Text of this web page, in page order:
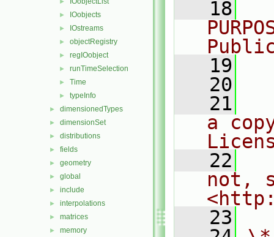
► IOobjects
► IOstreams
► objectRegistry
► regIOobject
► runTimeSelection
► Time
► typeInfo
► dimensionedTypes
► dimensionSet
► distributions
► fields
► geometry
► global
► include
► interpolations
► matrices
► memory
   18
   19
   20
   21
a
   22
not,
   23